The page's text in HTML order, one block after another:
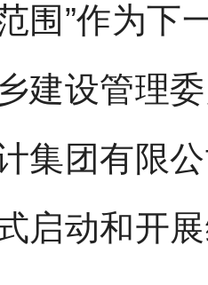
围”作为下
建设管理
集团有限
启动和开